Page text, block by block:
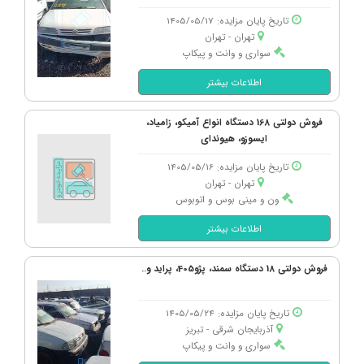
فروش دولتی: 396,000,000
پژو، 206 تیپ 2 مدل 1398
قیمت بازار: 910,000,000
فروش دولتی: 546,000,000
سمند، LX EF7 دوگانه سوز مدل 1397
فروش دولتی: 510,000,000
بیجینگ، U5 پلاس 1.5 لیتر مدل 1404
قیمت بازار: 2,750,000,000
فروش دولتی: 1,650,000,000
قیمت بازار: 995,000,000
فروش دولتی: 597,000,000
تاریخ پایان مزایده: 1405/05/17
تهران - تهران
سواری و وانت و پیکاپ
اطلاعات بیشتر
فروش دولتی 168 دستگاه انواع آمیکو، زامیاد،
ایسوزو، هیوندای
تاریخ پایان مزایده: 1405/05/16
تهران - تهران
ون و مینی بوس و اتوبوس
اطلاعات بیشتر
فروش دولتی 18 دستگاه سمند، پژو405، پراید و..
تاریخ پایان مزایده: 1405/05/24
آذربایجان شرقی - تبریز
سواری و وانت و پیکاپ